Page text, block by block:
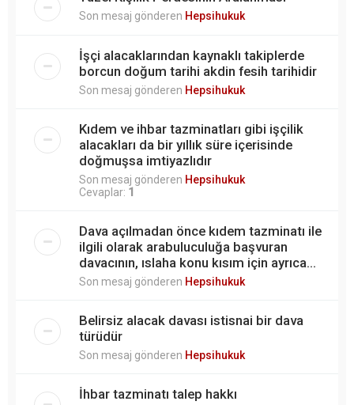
Son mesaj gönderen Hepsihukuk
İşçi alacaklarından kaynaklı takiplerde
borcun doğum tarihi akdin fesih tarihidir
Son mesaj gönderen Hepsihukuk
Kıdem ve ihbar tazminatları gibi işçilik
alacakları da bir yıllık süre içerisinde
doğmuşsa imtiyazlıdır
Son mesaj gönderen Hepsihukuk
Cevaplar: 1
Dava açılmadan önce kıdem tazminatı ile
ilgili olarak arabuluculuğa başvuran
davacının, ıslaha konu kısım için ayrıca...
Son mesaj gönderen Hepsihukuk
Belirsiz alacak davası istisnai bir dava
türüdür
Son mesaj gönderen Hepsihukuk
İhbar tazminatı talep hakkı